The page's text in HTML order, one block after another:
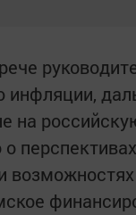
инфляции,
на
о